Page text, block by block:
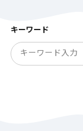
キーワード